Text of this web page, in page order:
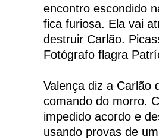
encontro escondido
fica furiosa. Ela vai
destruir Carlão.
Fotógrafo flagra
Valença diz a Carlão
comando do morro.
impedido acordo e
usando provas de